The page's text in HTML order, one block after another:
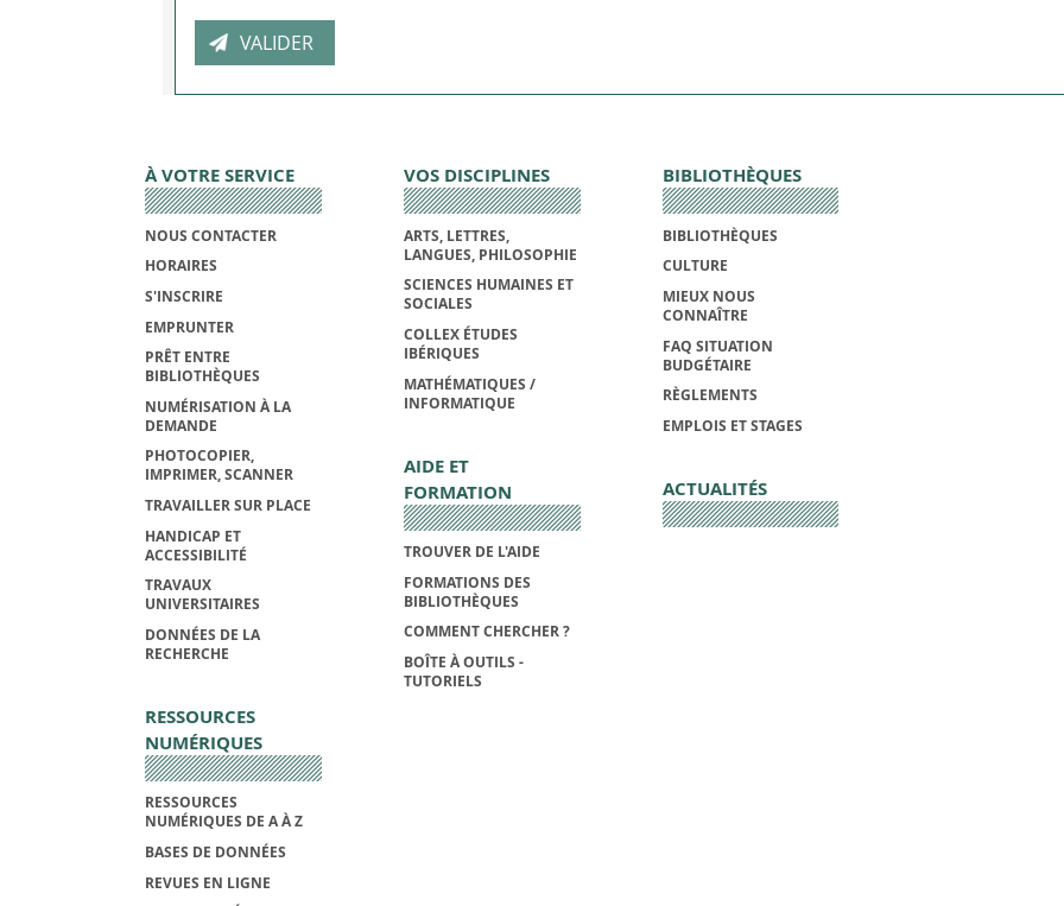
À VOTRE SERVICE
NOUS CONTACTER
HORAIRES
S'INSCRIRE
EMPRUNTER
PRÊT ENTRE
BIBLIOTHÈQUES
NUMÉRISATION À LA
DEMANDE
PHOTOCOPIER,
IMPRIMER, SCANNER
TRAVAILLER SUR PLACE
HANDICAP ET
ACCESSIBILITÉ
TRAVAUX
UNIVERSITAIRES
DONNÉES DE LA
RECHERCHE
RESSOURCES
NUMÉRIQUES
RESSOURCES
NUMÉRIQUES DE A À Z
BASES DE DONNÉES
REVUES EN LIGNE
VOS DISCIPLINES
ARTS, LETTRES,
LANGUES, PHILOSOPHIE
SCIENCES HUMAINES ET
SOCIALES
COLLEX ÉTUDES
IBÉRIQUES
MATHÉMATIQUES /
INFORMATIQUE
AIDE ET
FORMATION
TROUVER DE L'AIDE
FORMATIONS DES
BIBLIOTHÈQUES
COMMENT CHERCHER ?
BOÎTE À OUTILS -
TUTORIELS
BIBLIOTHÈQUES
BIBLIOTHÈQUES
CULTURE
MIEUX NOUS
CONNAÎTRE
FAQ SITUATION
BUDGÉTAIRE
RÈGLEMENTS
EMPLOIS ET STAGES
ACTUALITÉS